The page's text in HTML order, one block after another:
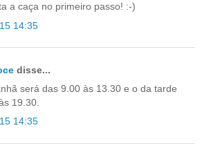
a caça no primeiro passo! :-)
14:35
disse...
será das 9.00 às 13.30 e o da tarde
19.30.
14:35